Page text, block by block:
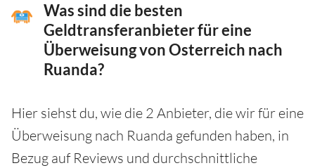
Was sind die besten
Geldtransferanbieter für eine
Überweisung von Osterreich nach
Ruanda?
Hier siehst du, wie die 2 Anbieter, die wir für eine
Überweisung nach Ruanda gefunden haben, in
Bezug auf Reviews und durchschnittliche